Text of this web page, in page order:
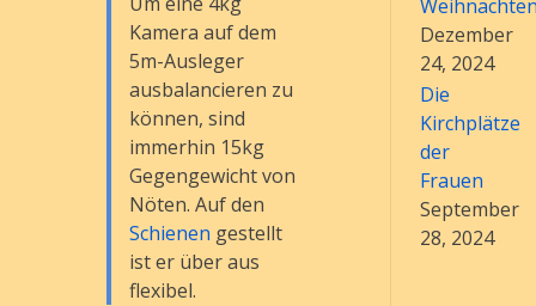
Kamera auf dem
5m-Ausleger
ausbalancieren zu
können, sind
immerhin 15kg
Gegengewicht von
Nöten. Auf den
Schienen gestellt
ist er über aus
flexibel.
Dezember
24, 2024
Die
Kirchplätze
der
Frauen
September
28, 2024